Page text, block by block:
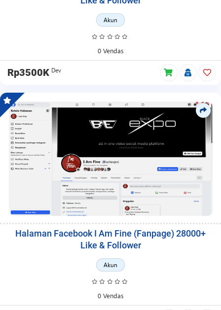
Akun
0 Vendas
Rp3500K Dev
Halaman Facebook I Am Fine (Fanpage) 28000+
Like & Follower
Akun
0 Vendas